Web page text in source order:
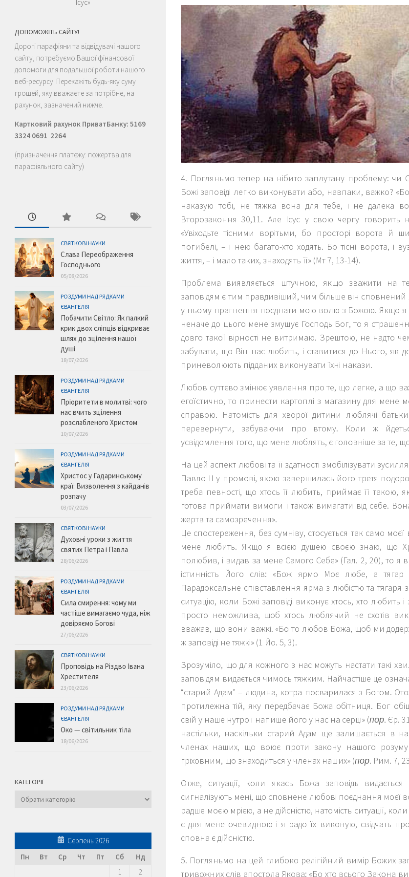
4. Погляньмо тепер на нібито заплутану проблему: чи
Божі заповіді легко виконувати або, навпаки, важко?
наказую тобі, не тяжка вона для тебе, і не далека
Второзаконня 30,11. Але Ісус у свою чергу говорить
«Увіходьте тісними ворітьми, бо просторі ворота й
погибелі, – і нею багато-хто ходять. Бо тісні ворота, і
життя, – і мало таких, знаходять її» (Мт 7, 13-14).
Проблема виявляється штучною, якщо зважити на
заповідям є тим правдивіший, чим більше він
у ньому прагнення поєднати мою волю з Божою. Якщо я
неначе до цього мене змушує Господь Бог, то я
довго такої вірності не витримаю. Зрештою, не надто
забувати, що Він нас любить, і ставитися до Нього, як до
приневолюють підданих виконувати їхні накази.
Любов суттєво змінює уявлення про те, що легке, а що
егоїстично, то принести картоплі з магазину для мене
справою. Натомість для хворої дитини люблячі
перевернути, забуваючи про втому. Коли ж
усвідомлення того, що мене люблять, є головніше за те,
На цей аспект любові та її здатності змобілізувати
Павло ІІ у промові, якою завершилась його третя
треба певності, що хтось її любить, приймає її такою,
готова приймати вимоги і також вимагати від себе.
жертв та самозречення».
Це спостереження, без сумніву, стосується так само
мене любить. Якщо я всією душею своєю знаю, що
полюбив, і видав за мене Самого Себе» (Гал. 2, 20), то я
істинність Його слів: «Бож ярмо Моє любе, а
Парадоксальне співставлення ярма з любістю та тягаря
ситуацію, коли Божі заповіді виконує хтось, хто любить
просто неможлива, щоб хтось люблячий не схотів
вважав, що вони важкі. «Бо то любов Божа, щоб ми
ж заповіді не тяжкі» (1 Йо. 5, 3).
Зрозуміло, що для кожного з нас можуть настати такі
заповідям видається чимось тяжким. Найчастіше це
“старий Адам” – людина, котра посварилася з Богом.
протилежна тій, яку передбачає Божа обітниця. Бог
свій у наше нутро і напише його у нас на серці» (пор. Єр.
настільки, наскільки старий Адам ще залишається в
членах наших, що воює проти закону нашого
гріховним, що знаходиться у членах наших» (пор. Рим. 7,
Отже, ситуації, коли якась Божа заповідь
сигналізують мені, що сповнене любові поєднання моєї
радше моєю мрією, а не дійсністю, натомість ситуації,
є для мене очевидною і я радо їх виконую, свідчать
сповна є дійсністю.
5. Погляньмо на цей глибоко релігійний вимір Божих
тривожних слів апостола Якова: «Бо хто всього Закона
Ісус»
ДОПОМОЖІТЬ САЙТУ!
Дорогі парафіяни та відвідувачі нашого
сайту, потребуємо Вашої фінансової
допомоги для подальшої роботи нашого
веб-ресурсу. Перекажіть будь-яку суму
грошей, яку вважаєте за потрібне, на
рахунок, зазначений нижче.
Картковий рахунок ПриватБанку: 5169
3324 0691 2264
(призначення платежу: пожертва для
парафіяльного сайту)
СВЯТКОВІ НАУКИ
Слава Переображення
Господнього
05/08/2026
РОЗДУМИ НАД РЯДКАМИ
ЄВАНГЕЛІЯ
Побачити Світло: Як палкий
крик двох сліпців відкриває
шлях до зцілення нашої
душі
18/07/2026
РОЗДУМИ НАД РЯДКАМИ
ЄВАНГЕЛІЯ
Пріоритети в молитві: чого
нас вчить зцілення
розслабленого Христом
10/07/2026
РОЗДУМИ НАД РЯДКАМИ
ЄВАНГЕЛІЯ
Христос у Гадаринському
краї: Визволення з кайданів
розпачу
03/07/2026
СВЯТКОВІ НАУКИ
Духовні уроки з життя
святих Петра і Павла
28/06/2026
РОЗДУМИ НАД РЯДКАМИ
ЄВАНГЕЛІЯ
Сила смирення: чому ми
частіше вимагаємо чуда, ніж
довіряємо Богові
27/06/2026
СВЯТКОВІ НАУКИ
Проповідь на Різдво Івана
Хрестителя
23/06/2026
РОЗДУМИ НАД РЯДКАМИ
ЄВАНГЕЛІЯ
Око — світильник тіла
18/06/2026
КАТЕГОРІЇ
Категорії
Серпень 2026
Пн
Вт Ср Чт Пт Сб
Нд
1
2